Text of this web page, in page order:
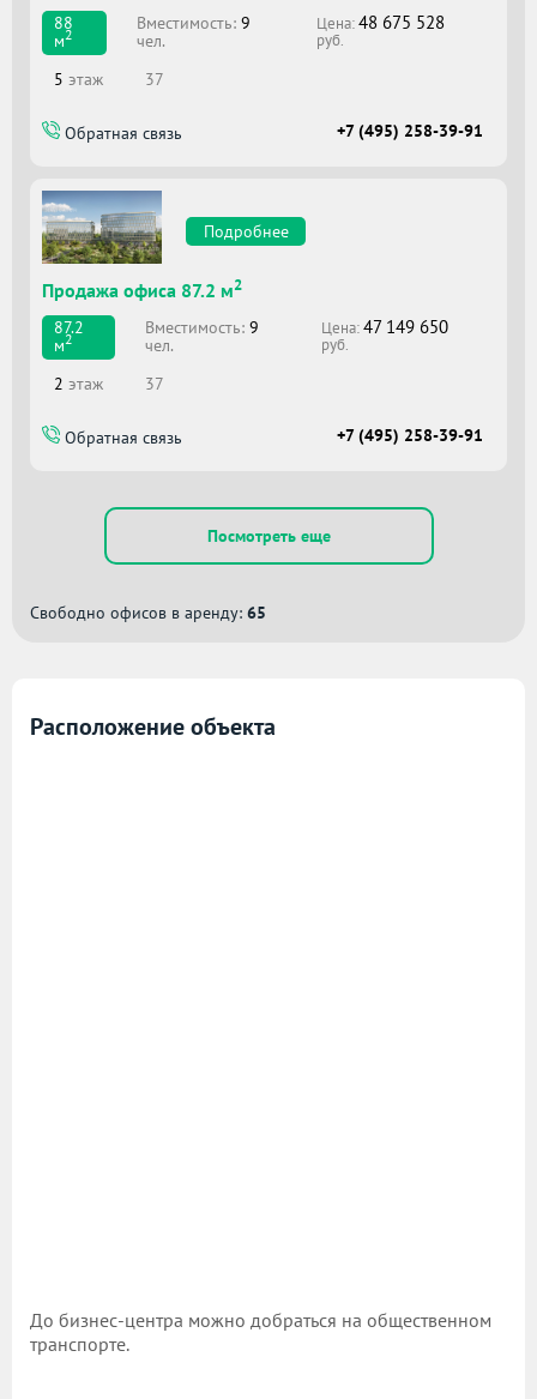
88
м2
Вместимоcть: 9
чел.
Цена:48 675 528
руб.
5 этаж 37
Обратная связь +7 (495) 258-39-91
Подробнее
Продажа офиса 87.2 м2
87.2
м2
Вместимоcть: 9
чел.
Цена:47 149 650
руб.
2 этаж 37
Обратная связь +7 (495) 258-39-91
Посмотреть еще
Свободно офисов в аренду: 65
Расположение объекта
До бизнес-центра можно добраться на общественном
транспорте.